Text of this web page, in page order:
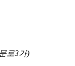
로3가)